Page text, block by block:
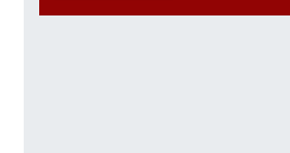
Tugay birinci